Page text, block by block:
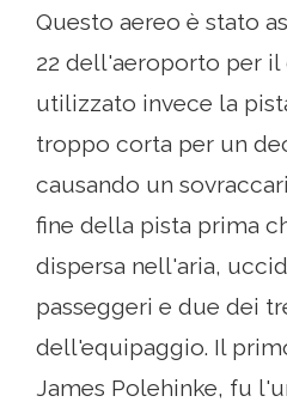
Questo aereo è stato
22 dell'aeroporto per il
utilizzato invece la
troppo corta per un
causando un
fine della pista prima
dispersa nell'aria,
passeggeri e due dei
dell'equipaggio. Il
James Polehinke, fu